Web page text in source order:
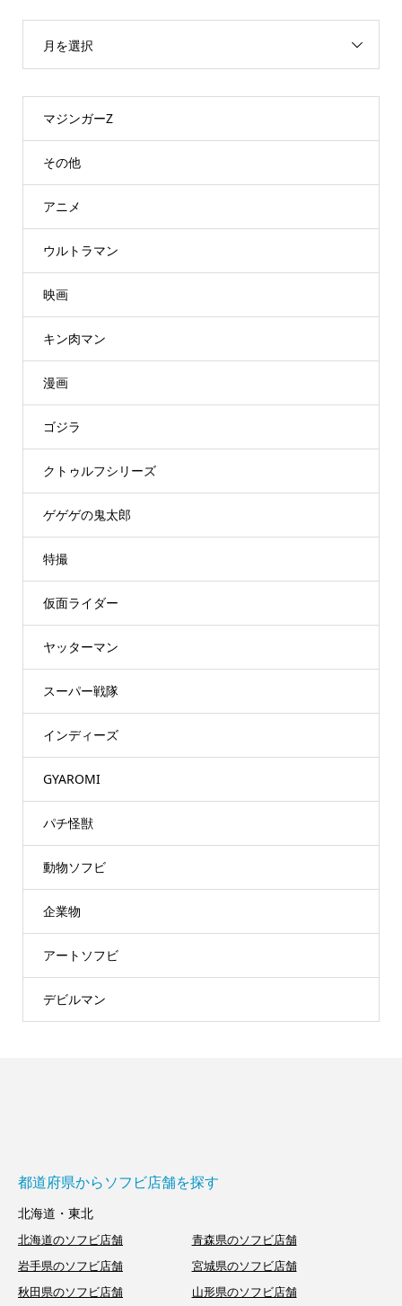
月を選択
マジンガーZ
その他
アニメ
ウルトラマン
映画
キン肉マン
漫画
ゴジラ
クトゥルフシリーズ
ゲゲゲの鬼太郎
特撮
仮面ライダー
ヤッターマン
スーパー戦隊
インディーズ
GYAROMI
パチ怪獣
動物ソフビ
企業物
アートソフビ
デビルマン
都道府県からソフビ店舗を探す
北海道・東北
北海道のソフビ店舗
青森県のソフビ店舗
岩手県のソフビ店舗
宮城県のソフビ店舗
秋田県のソフビ店舗
山形県のソフビ店舗